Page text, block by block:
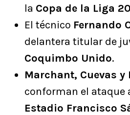
la Copa de la Liga
El técnico Fernando
delantera titular de
Coquimbo Unido.
Marchant, Cuevas y
conforman el ataque
Estadio Francisco